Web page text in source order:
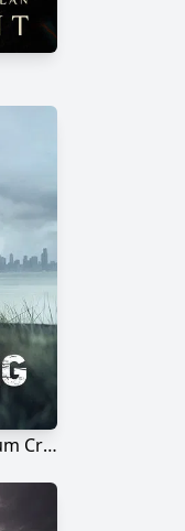
The Killing - Além de um Crime